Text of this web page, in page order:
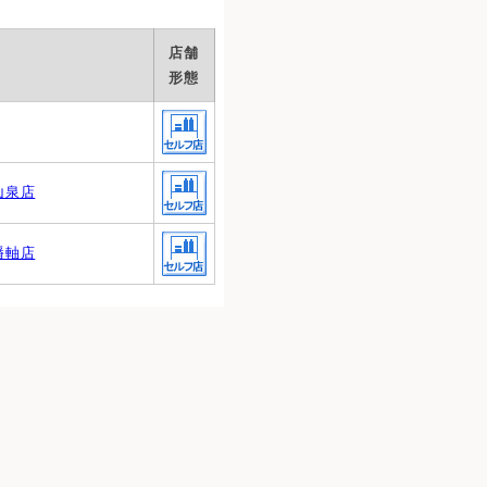
店舗
形態
泉店
軸店